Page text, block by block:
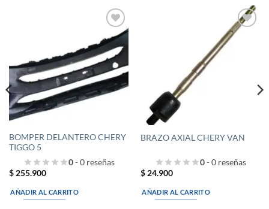
Añadir
a la
lista de
deseos
BOMPER DELANTERO CHERY
TIGGO 5
0- 0 reseñas
$255.900
AÑADIR AL CARRITO
Añadir
BRAZO AXIAL CHERY VAN
0- 0 reseñas
$24.900
AÑADIR AL CARRITO